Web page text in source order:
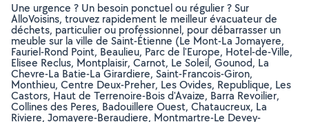
Une urgence ? Un besoin ponctuel ou régulier ? Sur
AlloVoisins, trouvez rapidement le meilleur évacuateur de
déchets, particulier ou professionnel, pour débarrasser un
meuble sur la ville de Saint-Étienne (Le Mont-La Jomayere,
Fauriel-Rond Point, Beaulieu, Parc de l'Europe, Hotel-de-Ville,
Elisee Reclus, Montplaisir, Carnot, Le Soleil, Gounod, La
Chevre-La Batie-La Girardiere, Saint-Francois-Giron,
Monthieu, Centre Deux-Preher, Les Ovides, Republique, Les
Castors, Haut de Terrenoire-Bois d'Avaize, Barra Revoilier,
Collines des Peres, Badouillere Ouest, Chataucreux, La
Riviere, Jomayere-Beraudiere, Montmartre-Le Devey-